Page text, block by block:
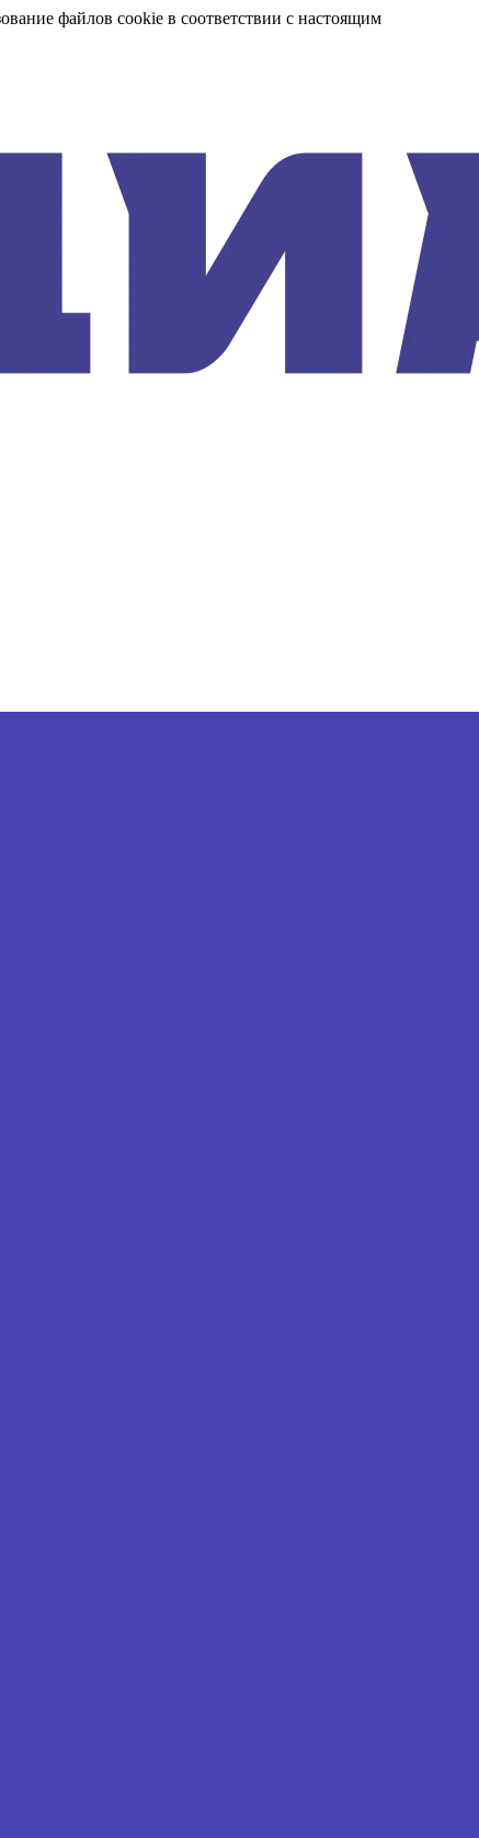
файлов cookie в соответствии с настоящим